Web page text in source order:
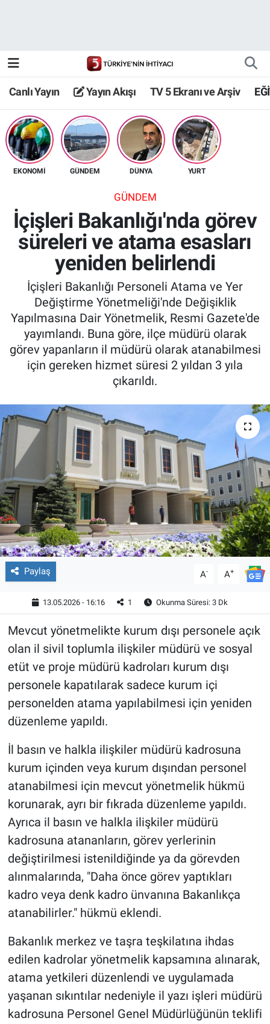
Canlı Yayın Yayın Akışı TV 5 Ekranı ve Arşiv
EKONOMİ GÜNDEM DÜNYA YURT
GÜNDEM
İçişleri Bakanlığı'nda görev
süreleri ve atama esasları
yeniden belirlendi
İçişleri Bakanlığı Personeli Atama ve Yer
Değiştirme Yönetmeliği'nde Değişiklik
Yapılmasına Dair Yönetmelik, Resmi Gazete'de
yayımlandı. Buna göre, ilçe müdürü olarak
görev yapanların il müdürü olarak atanabilmesi
için gereken hizmet süresi 2 yıldan 3 yıla
çıkarıldı.
Paylaş A- A+
13.05.2026 - 16:16 1 Okunma Süresi: 3 Dk
Mevcut yönetmelikte kurum dışı personele açık
olan il sivil toplumla ilişkiler müdürü ve sosyal
etüt ve proje müdürü kadroları kurum dışı
personele kapatılarak sadece kurum içi
personelden atama yapılabilmesi için yeniden
düzenleme yapıldı.
İl basın ve halkla ilişkiler müdürü kadrosuna
kurum içinden veya kurum dışından personel
atanabilmesi için mevcut yönetmelik hükmü
korunarak, ayrı bir fıkrada düzenleme yapıldı.
Ayrıca il basın ve halkla ilişkiler müdürü
kadrosuna atananların, görev yerlerinin
değiştirilmesi istenildiğinde ya da görevden
alınmalarında, "Daha önce görev yaptıkları
kadro veya denk kadro ünvanına Bakanlıkça
atanabilirler." hükmü eklendi.
Bakanlık merkez ve taşra teşkilatına ihdas
edilen kadrolar yönetmelik kapsamına alınarak,
atama yetkileri düzenlendi ve uygulamada
yaşanan sıkıntılar nedeniyle il yazı işleri müdürü
kadrosuna Personel Genel Müdürlüğünün teklifi
TV 5 Ekranı ve Arşiv